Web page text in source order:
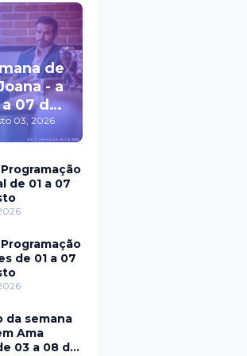
de
- a
07 de
03, 2026
de 01 a 07
de 01 a 07
da semana
Ama
03 a 08 de